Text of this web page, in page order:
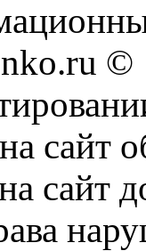
©
сайт
сайт